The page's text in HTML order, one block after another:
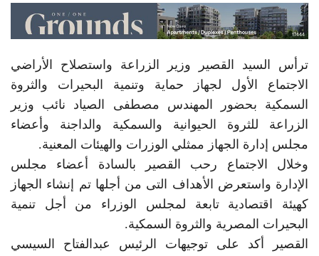
ترأس السيد القصير وزير الزراعة واستصلاح الأراضي
الاجتماع الأول لجهاز حماية وتنمية البحيرات والثروة
السمكية بحضور المهندس مصطفى الصياد نائب وزير
الزراعة للثروة الحيوانية والسمكية والداجنة وأعضاء
مجلس إدارة الجهاز ممثلي الوزرات والهيئات المعنية.
وخلال الاجتماع رحب القصير بالسادة أعضاء مجلس
الإدارة واستعرض الأهداف التى من أجلها تم إنشاء الجهاز
كهيئة اقتصادية تابعة لمجلس الوزراء من أجل تنمية
البحيرات المصرية والثروة السمكية.
القصير أكد على توجيهات الرئيس عبدالفتاح السيسي